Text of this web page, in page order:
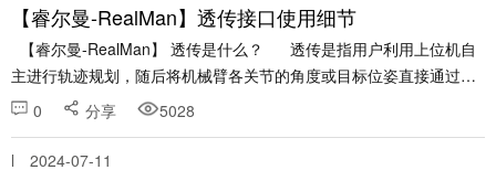
【睿尔曼-RealMan】透传接口使用细节
【睿尔曼-RealMan】 透传是什么？ 透传是指用户利用上位机自
主进行轨迹规划，随后将机械臂各关节的角度或目标位姿直接通过通
信接口（如CANFD、WIFI、网口等）发送给控......
0 分享 5028
l 2024-07-11